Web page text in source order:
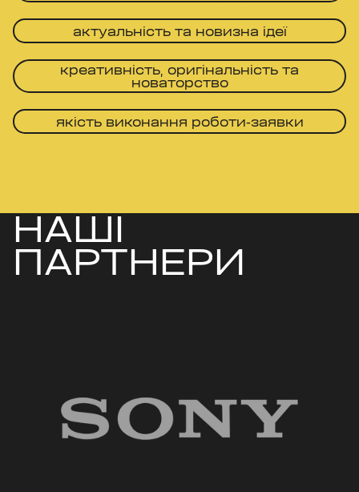
актуальність та новизна ідеї
креативність, оригінальність та
новаторство
якість виконання роботи-заявки
НАШІ
ПАРТНЕРИ